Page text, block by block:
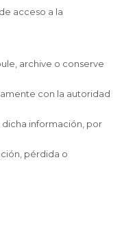
acceso a la
archive o conserve
con la autoridad
información, por
pérdida o